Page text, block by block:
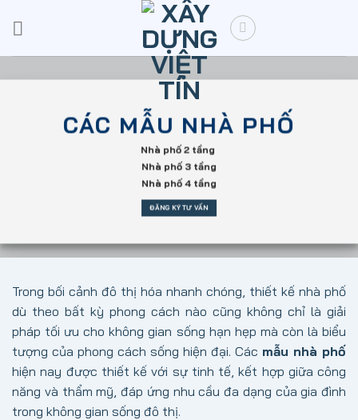
CÁC MẪU NHÀ PHỐ
Nhà phố 2 tầng
Nhà phố 3 tầng
Nhà phố 4 tầng
ĐĂNG KÝ TƯ VẤN
Trong bối cảnh đô thị hóa nhanh chóng, thiết kế nhà phố
dù theo bất kỳ phong cách nào cũng không chỉ là giải
pháp tối ưu cho không gian sống hạn hẹp mà còn là biểu
tượng của phong cách sống hiện đại. Các mẫu nhà phố
hiện nay được thiết kế với sự tinh tế, kết hợp giữa công
năng và thẩm mỹ, đáp ứng nhu cầu đa dạng của gia đình
trong không gian sống đô thị.